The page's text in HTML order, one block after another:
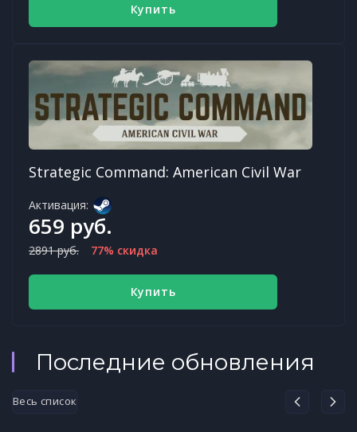
Купить
Strategic Command: American Civil War
Активация:
659 руб.
2891 руб. 77% скидка
Купить
Последние обновления
Весь список